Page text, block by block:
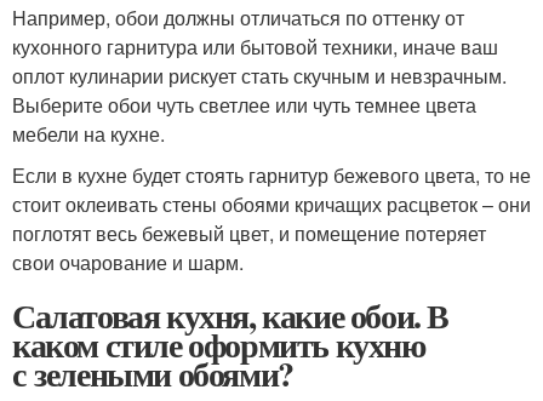
Например, обои должны отличаться по оттенку от
кухонного гарнитура или бытовой техники, иначе ваш
оплот кулинарии рискует стать скучным и невзрачным.
Выберите обои чуть светлее или чуть темнее цвета
мебели на кухне.
Если в кухне будет стоять гарнитур бежевого цвета, то не
стоит оклеивать стены обоями кричащих расцветок – они
поглотят весь бежевый цвет, и помещение потеряет
свои очарование и шарм.
Салатовая кухня, какие обои. В
каком стиле оформить кухню
с зелеными обоями?